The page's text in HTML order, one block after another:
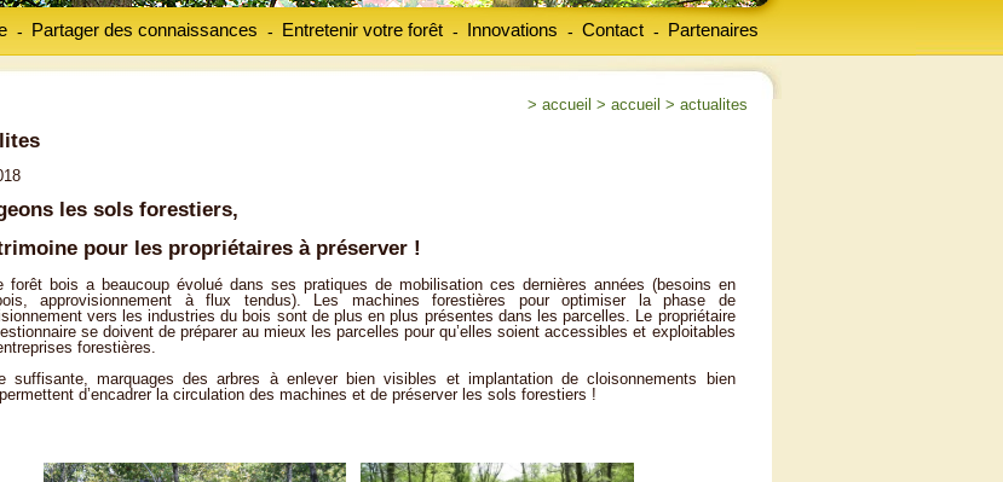
Partager des connaissances
- Entretenir votre forêt
- Innovations
- Contact
- Partenaires
-
> accueil > accueil > actualites
les sols forestiers,
pour les propriétaires à préserver !
forêt bois a beaucoup évolué dans ses pratiques de mobilisation ces dernières années (besoins en
approvisionnement à flux tendus). Les machines forestières pour optimiser la phase de
vers les industries du bois sont de plus en plus présentes dans les parcelles. Le propriétaire
se doivent de préparer au mieux les parcelles pour qu’elles soient accessibles et exploitables
forestières.
suffisante, marquages des arbres à enlever bien visibles et implantation de cloisonnements bien
d’encadrer la circulation des machines et de préserver les sols forestiers !